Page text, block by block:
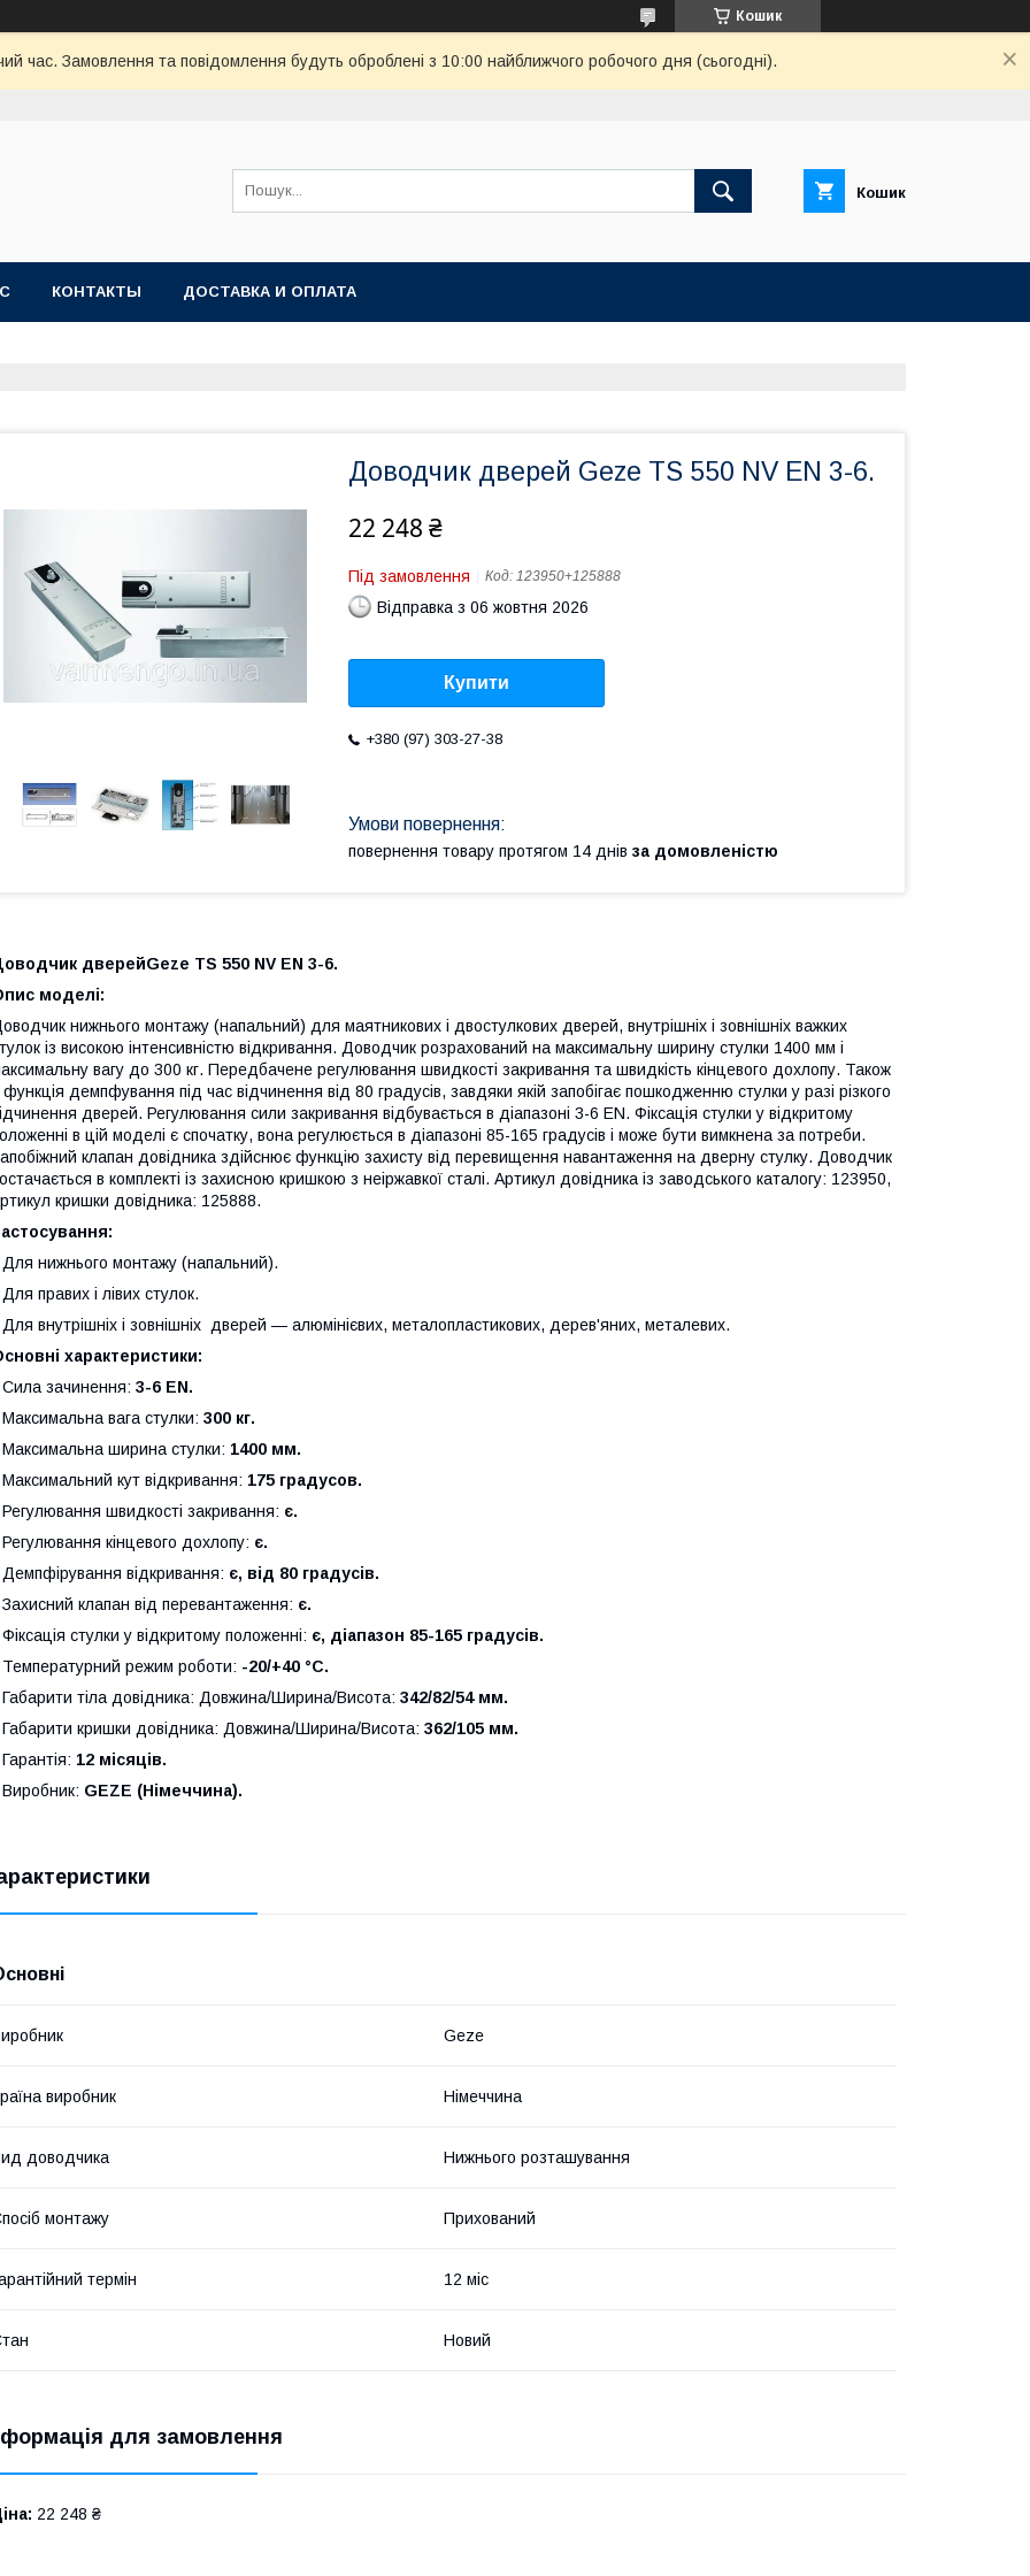
Кошик
час. Замовлення та повідомлення будуть оброблені з 10:00 найближчого робочого дня (сьогодні).
Кошик
КОНТАКТЫ ДОСТАВКА И ОПЛАТА
Доводчик дверей Geze TS 550 NV EN 3-6.
22 248 ₴
Під замовлення Код: 123950+125888
Відправка з 06 жовтня 2026
Купити
+380 (97) 303-27-38
повернення товару протягом 14 днів за домовленістю
дверейGeze TS 550 NV EN 3-6.
моделі:
нижнього монтажу (напальний) для маятникових і двостулкових дверей, внутрішніх і зовнішніх важких
із високою інтенсивністю відкривання. Доводчик розрахований на максимальну ширину стулки 1400 мм і
вагу до 300 кг. Передбачене регулювання швидкості закривання та швидкість кінцевого дохлопу. Також
функція демпфування під час відчинення від 80 градусів, завдяки якій запобігає пошкодженню стулки у разі різкого
дверей. Регулювання сили закривання відбувається в діапазоні 3-6 EN. Фіксація стулки у відкритому
в цій моделі є спочатку, вона регулюється в діапазоні 85-165 градусів і може бути вимкнена за потреби.
клапан довідника здійснює функцію захисту від перевищення навантаження на дверну стулку. Доводчик
в комплекті із захисною кришкою з неіржавкої сталі. Артикул довідника із заводського каталогу: 123950,
кришки довідника: 125888.
Для нижнього монтажу (напальний).
Для правих і лівих стулок.
Для внутрішніх і зовнішніх дверей — алюмінієвих, металопластикових, дерев'яних, металевих.
характеристики:
Сила зачинення: 3-6 EN.
Максимальна вага стулки: 300 кг.
Максимальна ширина стулки: 1400 мм.
Максимальний кут відкривання: 175 градусов.
Регулювання швидкості закривання: є.
Регулювання кінцевого дохлопу: є.
Демпфірування відкривання: є, від 80 градусів.
Захисний клапан від перевантаження: є.
Фіксація стулки у відкритому положенні: є, діапазон 85-165 градусів.
Температурний режим роботи: -20/+40 °С.
Габарити тіла довідника: Довжина/Ширина/Висота: 342/82/54 мм.
Габарити кришки довідника: Довжина/Ширина/Висота: 362/105 мм.
Гарантія: 12 місяців.
Виробник: GEZE (Німеччина).
Geze
виробник Німеччина
доводчика Нижнього розташування
монтажу Прихований
термін 12 міс
Новий
для замовлення
22 248 ₴